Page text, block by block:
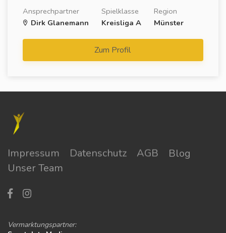
Ansprechpartner
Dirk Glanemann
Spielklasse
Kreisliga A
Region
Münster
Zum Profil
Impressum Datenschutz AGB
Blog
Unser Team
Vermarktungspartner: